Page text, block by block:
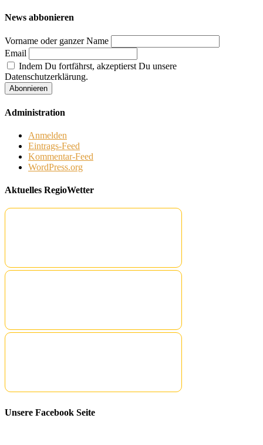
News abbonieren
Vorname oder ganzer Name
Email
Indem Du fortfährst, akzeptierst Du unsere
Datenschutzerklärung.
Administration
Anmelden
Eintrags-Feed
Kommentar-Feed
WordPress.org
Aktuelles RegioWetter
Unsere Facebook Seite